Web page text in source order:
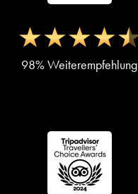
98% Weiterempfehlung